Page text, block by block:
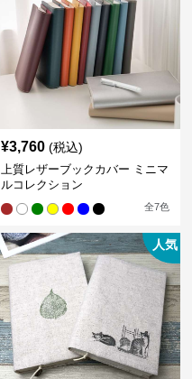
¥3,760 (税込)
上質レザーブックカバー ミニマ
ルコレクション
全7色
人気